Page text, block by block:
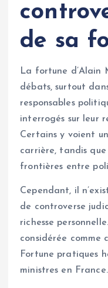
de sa
La fortune d’Alain
débats, surtout
responsables
interrogés sur leur
Certains y voient
carrière, tandis que
frontières entre
Cependant, il
de controverse
richesse
considérée comme
Fortune pratiques
ministres en France.